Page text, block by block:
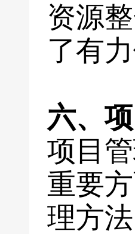
资源
了有力
六、
项目
重要
理方